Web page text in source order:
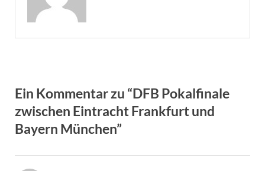
Ein Kommentar zu “DFB Pokalfinale
zwischen Eintracht Frankfurt und
Bayern München”